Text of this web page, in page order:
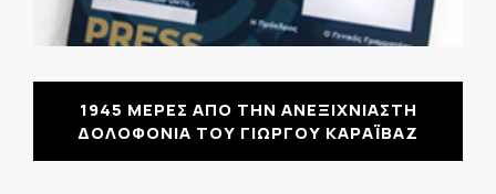
1945 ΜΕΡΕΣ ΑΠΟ ΤΗΝ ΑΝΕΞΙΧΝΙΑΣΤΗ
ΔΟΛΟΦΟΝΙΑ ΤΟΥ ΓΙΩΡΓΟΥ ΚΑΡΑΪΒΑΖ